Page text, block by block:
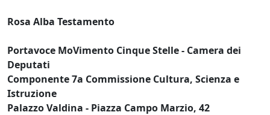
Rosa Alba Testamento
Portavoce MoVimento Cinque Stelle - Camera dei
Deputati
Componente 7a Commissione Cultura, Scienza e
Istruzione
Palazzo Valdina - Piazza Campo Marzio, 42